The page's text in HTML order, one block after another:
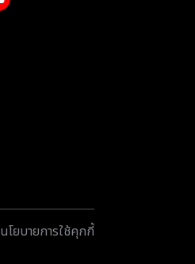
นโยบายการใช้คุกกี้